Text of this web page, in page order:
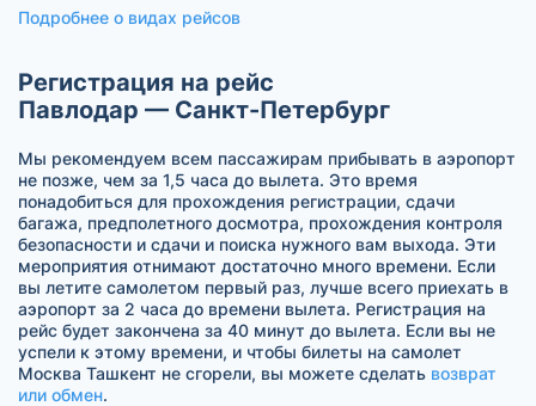
Подробнее о видах рейсов
Регистрация на рейс
Павлодар — Санкт-Петербург
Мы рекомендуем всем пассажирам прибывать в аэропорт
не позже, чем за 1,5 часа до вылета. Это время
понадобиться для прохождения регистрации, сдачи
багажа, предполетного досмотра, прохождения контроля
безопасности и сдачи и поиска нужного вам выхода. Эти
мероприятия отнимают достаточно много времени. Если
вы летите самолетом первый раз, лучше всего приехать в
аэропорт за 2 часа до времени вылета. Регистрация на
рейс будет закончена за 40 минут до вылета. Если вы не
успели к этому времени, и чтобы билеты на самолет
Москва Ташкент не сгорели, вы можете сделать возврат
или обмен.